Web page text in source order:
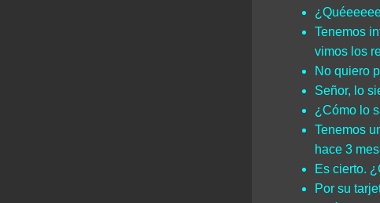
Tenemos
vimos los
No quiero
Señor, lo
¿Cómo lo
Tenemos
hace 3
Es cierto.
Por su